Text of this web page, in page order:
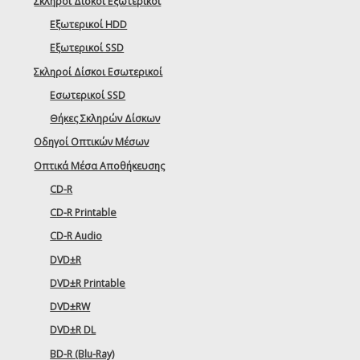
Εξωτερικοί HDD
Εξωτερικοί SSD
Σκληροί Δίσκοι Εσωτερικοί
Εσωτερικοί SSD
Θήκες Σκληρών Δίσκων
Οδηγοί Οπτικών Μέσων
Οπτικά Μέσα Αποθήκευσης
CD-R
CD-R Printable
CD-R Audio
DVD±R
DVD±R Printable
DVD±RW
DVD±R DL
BD-R (Blu-Ray)